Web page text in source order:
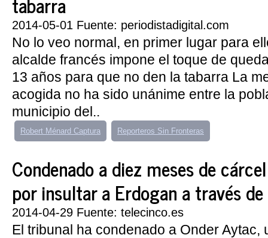
2014-05-01 Fuente: periodistadigital.com
No lo veo normal, en primer lugar para
alcalde francés impone el toque de
13 años para que no den la tabarra La
acogida no ha sido unánime entre la
municipio del..
Robert Ménard Captura Reporteros Sin Fronteras
Condenado a diez meses de
por insultar a Erdogan a través
2014-04-29 Fuente: telecinco.es
El tribunal ha condenado a Onder Aytac,